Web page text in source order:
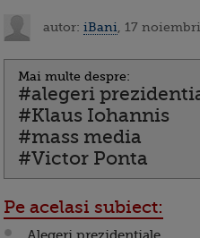
autor: iBani , 17
Mai multe despre:
#alegeri
#Klaus Iohannis
#mass media
#Victor Ponta
Pe acelasi subiect: